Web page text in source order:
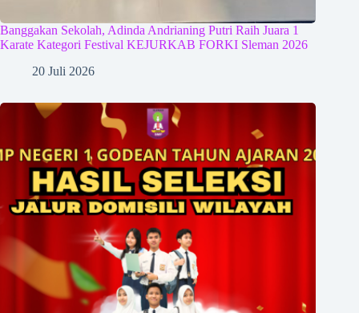
Banggakan Sekolah, Adinda Andrianing Putri Raih Juara 1
Karate Kategori Festival KEJURKAB FORKI Sleman 2026
20 Juli 2026